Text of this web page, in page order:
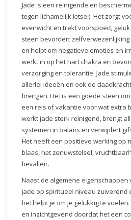
Jade is een reinigende en
tegen lichamelijk letsel). Het zorgt
evenwicht en trekt voorspoed,
steen bevordert
en helpt om negatieve emoties en
werkt in op het hart chakra en
verzorging en tolerantie. Jade
allerlei ideeën en ook de
brengen. Het is een goede steen
een reis of vakantie voor wat extra
werkt jade sterk reinigend, brengt
systemen in balans en verwijdert
Het heeft een positieve werking op
blaas, het zenuwstelsel,
bevallen.
Naast de algemene
jade op spiritueel niveau zuiverend
het helpt je om je gelukkig te
en inzichtgevend doordat het een